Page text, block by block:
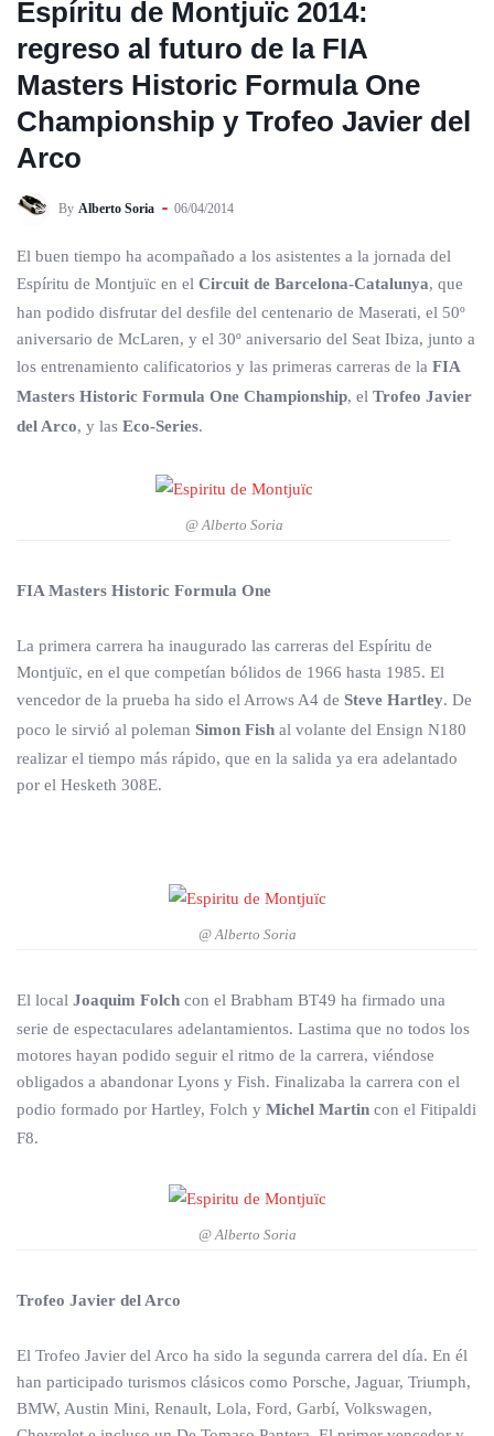
Espíritu de Montjuïc 2014:
regreso al futuro de la FIA
Masters Historic Formula One
Championship y Trofeo Javier del
Arco
By Alberto Soria 06/04/2014
El buen tiempo ha acompañado a los asistentes a la jornada del
Espíritu de Montjuïc en el Circuit de Barcelona-Catalunya, que
han podido disfrutar del desfile del centenario de Maserati, el 50º
aniversario de McLaren, y el 30º aniversario del Seat Ibiza, junto a
los entrenamiento calificatorios y las primeras carreras de la FIA
Masters Historic Formula One Championship, el Trofeo Javier
del Arco, y las Eco-Series.
@ Alberto Soria
FIA Masters Historic Formula One
La primera carrera ha inaugurado las carreras del Espíritu de
Montjuïc, en el que competían bólidos de 1966 hasta 1985. El
vencedor de la prueba ha sido el Arrows A4 de Steve Hartley. De
poco le sirvió al poleman Simon Fish al volante del Ensign N180
realizar el tiempo más rápido, que en la salida ya era adelantado
por el Hesketh 308E.
@ Alberto Soria
El local Joaquim Folch con el Brabham BT49 ha firmado una
serie de espectaculares adelantamientos. Lastima que no todos los
motores hayan podido seguir el ritmo de la carrera, viéndose
obligados a abandonar Lyons y Fish. Finalizaba la carrera con el
podio formado por Hartley, Folch y Michel Martin con el Fitipaldi
F8.
@ Alberto Soria
Trofeo Javier del Arco
El Trofeo Javier del Arco ha sido la segunda carrera del día. En él
han participado turismos clásicos como Porsche, Jaguar, Triumph,
BMW, Austin Mini, Renault, Lola, Ford, Garbí, Volkswagen,